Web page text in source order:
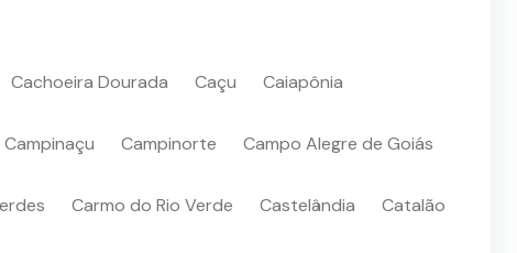
Cachoeira Dourada Caçu Caiapônia
Campinaçu Campinorte Campo Alegre de Goiás
Carmo do Rio Verde Castelândia Catalão